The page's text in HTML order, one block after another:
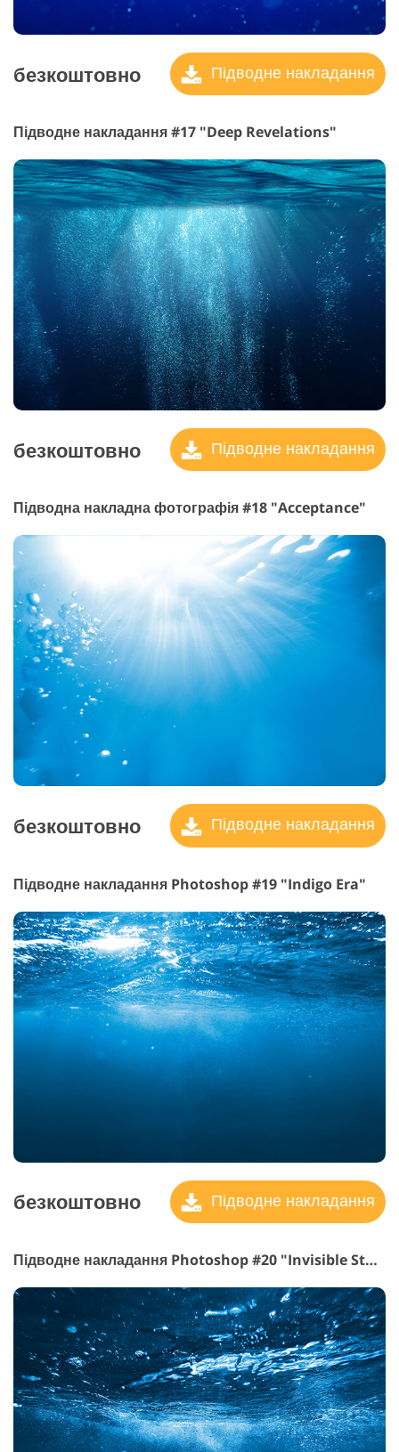
безкоштовно Підводне накладання
Підводне накладання #17 "Deep Revelations"
безкоштовно Підводне накладання
Підводна накладна фотографія #18 "Acceptance"
безкоштовно Підводне накладання
Підводне накладання Photoshop #19 "Indigo Era"
безкоштовно Підводне накладання
Підводне накладання Photoshop #20 "Invisible Storm"